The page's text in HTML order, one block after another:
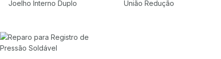
Joelho Interno Duplo União Redução